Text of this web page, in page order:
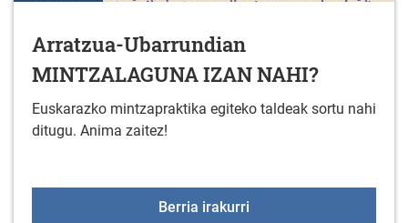
Arratzua-Ubarrundian
MINTZALAGUNA IZAN NAHI?
Euskarazko mintzapraktika egiteko taldeak sortu nahi
ditugu. Anima zaitez!
Berria irakurri